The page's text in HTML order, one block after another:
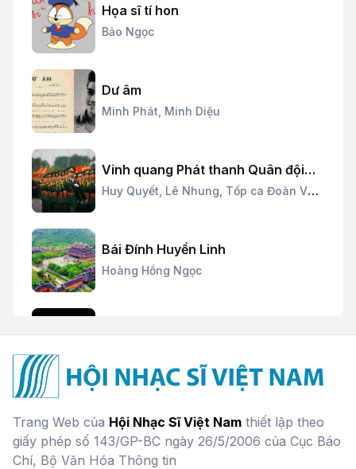
Họa sĩ tí hon
Bảo Ngọc
Dư âm
Minh Phát, Minh Diệu
Vinh quang Phát thanh Quân đội
nhân dân
Huy Quyết, Lê Nhung, Tốp ca Đoàn Văn
Bái Đính Huyền Linh
Hoàng Hồng Ngọc
Hoàng Hồng Ngọc
Trang Web của Hội Nhạc Sĩ Việt Nam thiết lập theo
giấy phép số 143/GP-BC ngày 26/5/2006 của Cục Báo
Chí, Bộ Văn Hóa Thông tin